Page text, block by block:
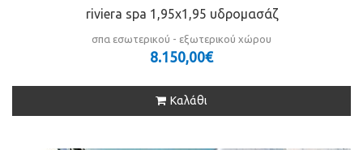
riviera spa 1,95x1,95 υδρομασάζ
σπα εσωτερικού - εξωτερικού χώρου
8.150,00€
Καλάθι